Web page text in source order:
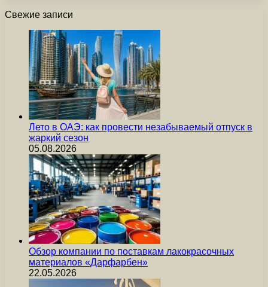
Свежие записи
Лето в ОАЭ: как провести незабываемый отпуск в
жаркий сезон
05.08.2026
Обзор компании по поставкам лакокрасочных
материалов «Дарфарбен»
22.05.2026